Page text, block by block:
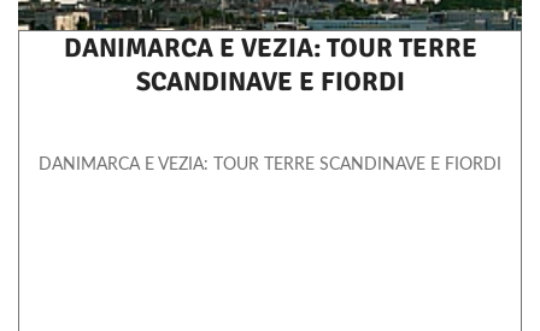
DANIMARCA E VEZIA: TOUR TERRE
SCANDINAVE E FIORDI
DANIMARCA E VEZIA: TOUR TERRE SCANDINAVE E FIORDI